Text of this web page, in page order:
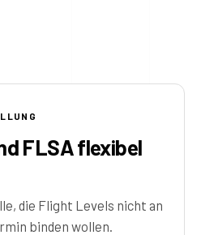
FLSA flexibel
die Flight Levels nicht an
binden wollen.